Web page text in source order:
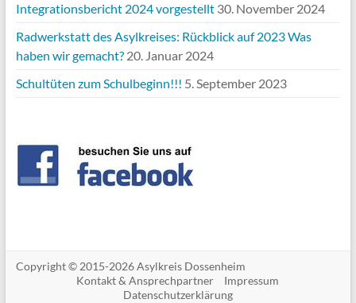
Integrationsbericht 2024 vorgestellt 30. November 2024
Radwerkstatt des Asylkreises: Rückblick auf 2023 Was
haben wir gemacht? 20. Januar 2024
Schultüten zum Schulbeginn!!! 5. September 2023
Copyright © 2015-2026 Asylkreis Dossenheim
Kontakt & Ansprechpartner
Impressum
Datenschutzerklärung